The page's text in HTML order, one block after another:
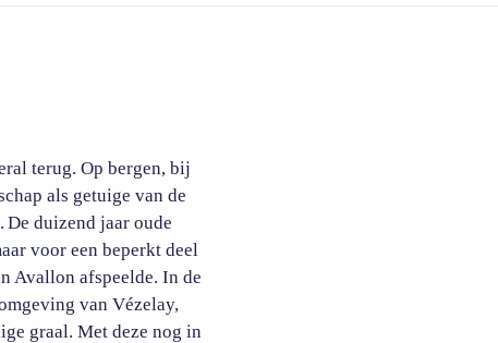
terug. Op bergen, bij
als getuige van de
De duizend jaar oude
voor een beperkt deel
Avallon afspeelde.In de
van Vézelay,
graal. Met deze nog in